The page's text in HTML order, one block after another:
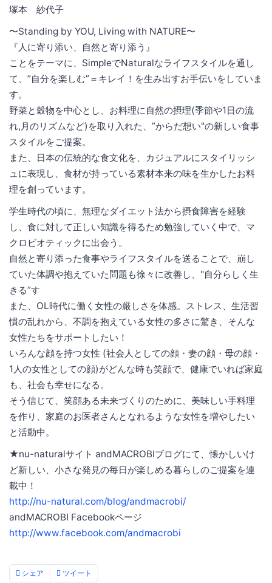
塚本 紗代子
〜Standing by YOU, Living with NATURE〜
『人に寄り添い、自然と寄り添う』
ことをテーマに、SimpleでNaturalなライフスタイルを通し
て、”自分を楽しむ”＝キレイ！を生み出すお手伝いをしていま
す。
野菜と穀物を中心とし、お料理に自然の摂理(季節や1日の流
れ,月のリズムなど)を取り入れた、”からだ想い"の新しい食事
スタイルをご提案。
また、日本の伝統的な食文化を、カジュアルにスタイリッシ
ュに表現し、食材が持っている素材本来の味を生かしたお料
理を創っています。
学生時代の頃に、無理なダイエット法から摂食障害を経験
し、食に対して正しい知識を得るため勉強していく中で、マ
クロビオティックに出会う。
自然と寄り添った食事やライフスタイルを送ることで、崩し
ていた体調や抱えていた問題も徐々に改善し、"自分らしく生
きる”す
また、OL時代に働く女性の厳しさを体感。ストレス、生活習
慣の乱れから、不調を抱えている女性の多さに驚き、そんな
女性たちをサポートしたい！
いろんな顔を持つ女性 (社会人としての顔・妻の顔・母の顔・
1人の女性としての顔)がどんな時も笑顔で、健康でいれば家庭
も、社会も幸せになる。
そう信じて、笑顔ある未来づくりのために、美味しい手料理
を作り、家庭のお医者さんとなれるような女性を増やしたい
と活動中。
★nu-naturalサイト andMACROBIブログにて、懐かしいけ
ど新しい、小さな発見の毎日が楽しめる暮らしのご提案を連
載中！
http://nu-natural.com/blog/andmacrobi/
andMACROBI Facebookページ
http://www.facebook.com/andmacrobi
シェア ツイート